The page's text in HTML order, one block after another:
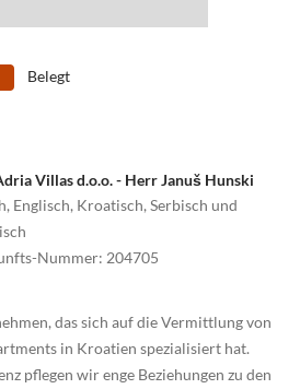
Belegt
Villas d.o.o. - Herr Januš Hunski
Englisch, Kroatisch, Serbisch und
Nummer: 204705
das sich auf die Vermittlung von
in Kroatien spezialisiert hat.
pflegen wir enge Beziehungen zu den